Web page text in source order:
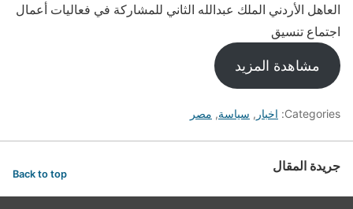
العاهل الأردني الملك عبدالله الثاني للمشاركة في فعاليات أعمال
اجتماع تنسيق
مشاهدة المزيد
Categories: اخبار , سياسة, مصر
جريدة المقال Back to top